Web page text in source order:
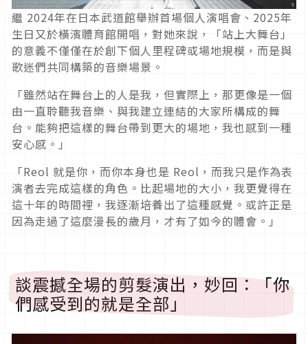
繼 2024年在日本武道館舉辦首場個人演唱會、 2025年
生日又於橫濱體育館開唱，對她來說，「站上大舞台」
的意義不僅僅在於創下個人里程碑或場地規模，而是與
歌迷們共同構築的音樂場景。
「雖然站在舞台上的人是我，但實際上，那更像是一個
由一直聆聽我音樂、與我建立連結的大家所構成的舞
台。能夠把這樣的舞台帶到更大的場地，我也感到一種
安心感。」
「Reol 就是你，而你本身也是 Reol ，而我只是作為表
演者去完成這樣的角色。比起場地的大小，我更覺得在
這十年的時間裡，我逐漸培養出了這種感覺。或許正是
因為走過了這麼漫長的歲月，才有了如今的體會。」
談震撼全場的剪髮演出，妙回：「你
們感受到的就是全部」